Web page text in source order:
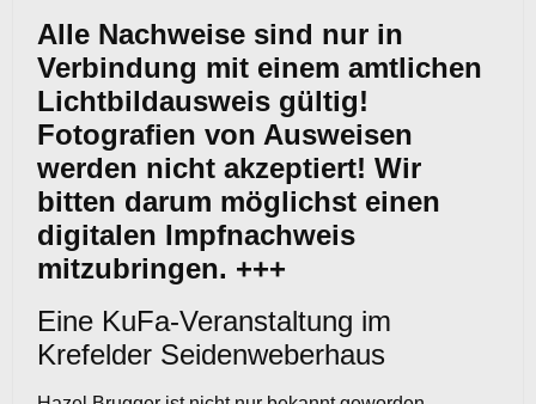
Alle Nachweise sind nur in
Verbindung mit einem amtlichen
Lichtbildausweis gültig!
Fotografien von Ausweisen
werden nicht akzeptiert! Wir
bitten darum möglichst einen
digitalen Impfnachweis
mitzubringen. +++
Eine KuFa-Veranstaltung im
Krefelder Seidenweberhaus